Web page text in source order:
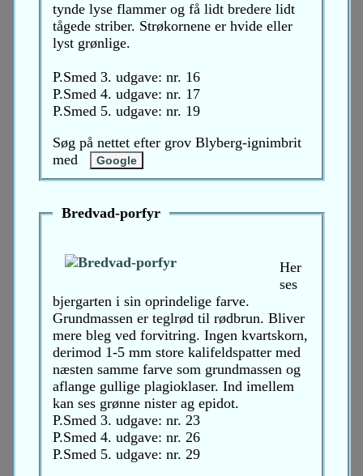
tynde lyse flammer og få lidt bredere lidt
tågede striber. Strøkornene er hvide eller
lyst grønlige.
P.Smed 3. udgave: nr. 16
P.Smed 4. udgave: nr. 17
P.Smed 5. udgave: nr. 19
Søg på nettet efter grov Blyberg-ignimbrit
med
Bredvad-porfyr
Her
ses
bjergarten i sin oprindelige farve.
Grundmassen er teglrød til rødbrun. Bliver
mere bleg ved forvitring. Ingen kvartskorn,
derimod 1-5 mm store kalifeldspatter med
næsten samme farve som grundmassen og
aflange gullige plagioklaser. Ind imellem
kan ses grønne nister ag epidot.
P.Smed 3. udgave: nr. 23
P.Smed 4. udgave: nr. 26
P.Smed 5. udgave: nr. 29